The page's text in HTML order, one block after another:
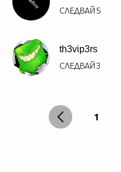
СЛЕДВАЙ5
th3vip3rs
СЛЕДВАЙ3
1